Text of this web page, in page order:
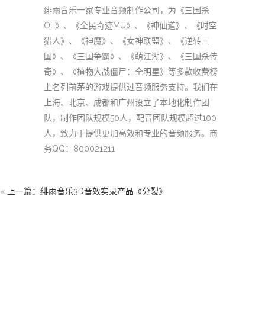
绯雨音乐一家专业音频制作公司，为《三国杀
OL》、《全民奇迹MU》、《神仙道》、《时空
猎人》、《神魔》、《女神联盟》、《逆转三
国》、《三国争霸》、《萌江湖》、《三国杀传
奇》、《植物大战僵尸：全明星》等多款收费榜
上名列前茅的游戏提供过音频服务支持。我们在
上海、北京、成都和广州设立了本地化制作团
队，制作团队规模50人，配音团队规模超过100
人，致力于提供更加高效和专业的音频服务。商
务QQ：800021211
« 上一篇：绯雨音乐3D音效实录产品《分裂》